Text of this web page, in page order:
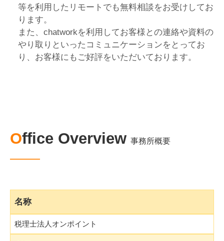
等を利用したリモートでも無料相談をお受けしてお
ります。
また、chatworkを利用してお客様との連絡や資料の
やり取りといったコミュニケーションをとってお
り、お客様にもご好評をいただいております。
Office Overview 事務所概要
名称
税理士法人オンポイント